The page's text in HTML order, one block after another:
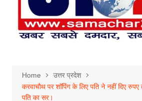
Home
उत्तर प्रदेश
करवाचौथ पर शॉपिंग के लिए पति ने नहीं दिए
पति का सर।